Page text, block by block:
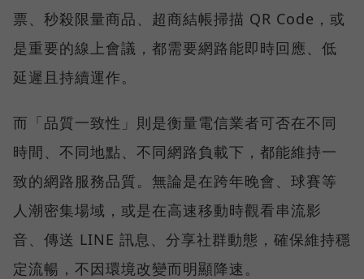
票、秒殺限量商品、超商結帳掃描 QR Code，或
是重要的線上會議，都需要網路能即時回應、低
延遲且持續運作。
而「品質一致性」則是衡量電信業者可否在不同
時間、不同地點、不同網路負載下，都能維持一
致的網路服務品質。無論是在跨年晚會、球賽等
人潮密集場域，或是在高速移動時觀看串流影
音、傳送 LINE 訊息、分享社群動態，確保維持穩
定流暢，不因環境改變而明顯降速。